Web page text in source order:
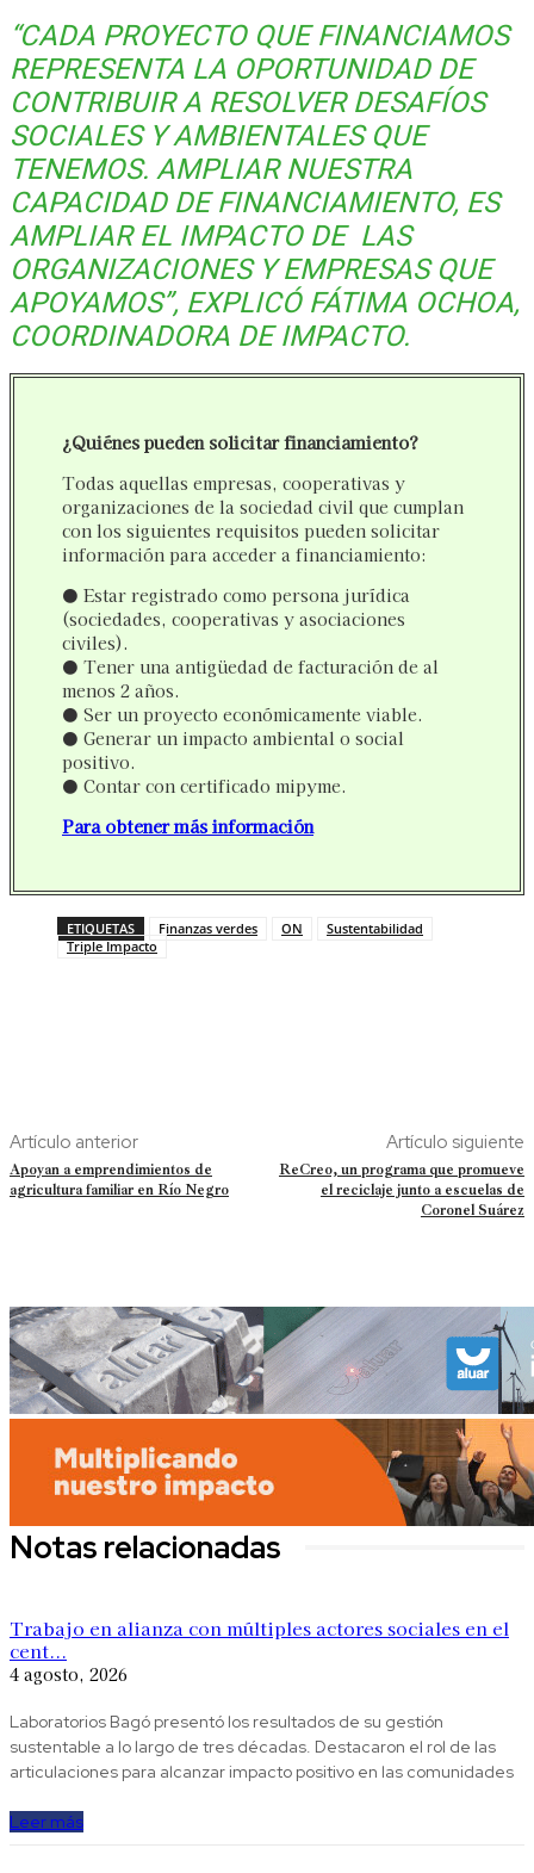
“CADA PROYECTO QUE FINANCIAMOS
REPRESENTA LA OPORTUNIDAD DE
CONTRIBUIR A RESOLVER DESAFÍOS
SOCIALES Y AMBIENTALES QUE
TENEMOS. AMPLIAR NUESTRA
CAPACIDAD DE FINANCIAMIENTO, ES
AMPLIAR EL IMPACTO DE LAS
ORGANIZACIONES Y EMPRESAS QUE
APOYAMOS”, EXPLICÓ FÁTIMA OCHOA,
COORDINADORA DE IMPACTO.
¿Quiénes pueden solicitar financiamiento?
Todas aquellas empresas, cooperativas y
organizaciones de la sociedad civil que cumplan
con los siguientes requisitos pueden solicitar
información para acceder a financiamiento:
● Estar registrado como persona jurídica
(sociedades, cooperativas y asociaciones
civiles).
● Tener una antigüedad de facturación de al
menos 2 años.
● Ser un proyecto económicamente viable.
● Generar un impacto ambiental o social
positivo.
● Contar con certificado mipyme.
Para obtener más información
ETIQUETAS Finanzas verdes ON
Sustentabilidad
Triple Impacto
Artículo anterior
Apoyan a emprendimientos de
agricultura familiar en Río Negro
Artículo siguiente
ReCreo, un programa que promueve
el reciclaje junto a escuelas de
Coronel Suárez
Notas relacionadas
Trabajo en alianza con múltiples actores sociales en el
cent...
4 agosto, 2026
Laboratorios Bagó presentó los resultados de su gestión
sustentable a lo largo de tres décadas. Destacaron el rol de las
articulaciones para alcanzar impacto positivo en las comunidades
Leer más